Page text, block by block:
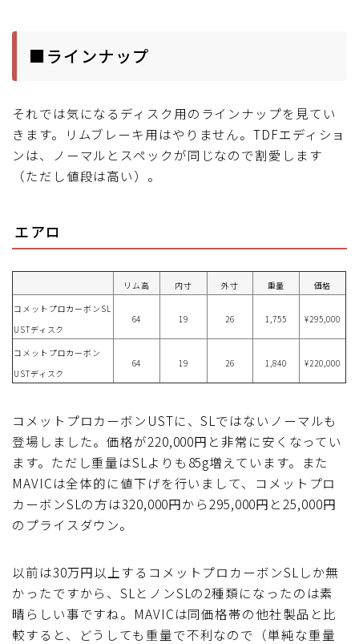
■ラインナップ
それでは気になるディスク用のラインナップを見てい
きます。リムブレーキ用はやりません。TDFエディショ
ンは、ノーマルとスペックが同じなので割愛します
（ただし値段は高い）。
エアロ
リム高 内寸 外寸 重量
価格
コメットプロカーボンSL
USTディスク
64 19 26 1,755 ¥295,000
コメットプロカーボン
USTディスク
64 19 26 1,840 ¥220,000
コメットプロカーボンUSTに、SLではないノーマルも
登場しました。価格が220,000円と非常に安くなってい
ます。ただし重量はSLよりも85g増えています。また
MAVICは全体的に値下げを行いまして、コメットプロ
カーボンSLの方は320,000円から295,000円と25,000円
のプライスダウン。
以前は30万円以上するコメットプロカーボンSLしか無
かったですから、SLとノンSLの2種類になったのは素
晴らしい事ですね。MAVICは同価格帯の他社製品と比
較すると、どうしても重量で不利なので（単純な重量